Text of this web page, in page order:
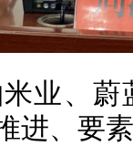
业、
进、要